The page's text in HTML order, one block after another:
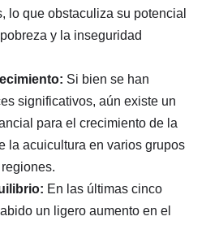
lo que obstaculiza su potencial
y la inseguridad
Si bien se han
significativos, aún existe un
para el crecimiento de la
la acuicultura en varios grupos
En las últimas cinco
un ligero aumento en el